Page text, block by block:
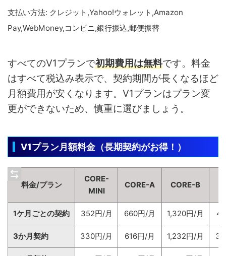
支払い方法: クレジット,Yahoo!ウォレット,Amazon
Pay,WebMoney,コンビニ,銀行振込,郵便振替
すべてのV1プランで初期費用は無料です。料金
はすべて税込み表示で、契約期間が長くなるほど
月額費用が安くなります。V1プランはプラン変
更ができないため、慎重に選びましょう。
V1プラン月額料金（長期契約がお得！）
料金/プラン
CORE-
MINI
CORE-A CORE-B
1ケ月ごとの契約 352円/月 660円/月 1,320円/月
3か月契約 330円/月 616円/月 1,232円/月